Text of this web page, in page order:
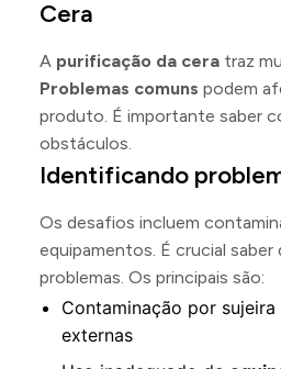
Cera
A purificação da cera traz
Problemas comuns podem
produto. É importante saber
obstáculos.
Identificando
Os desafios incluem
equipamentos. É crucial saber
problemas. Os principais são:
Contaminação por
externas